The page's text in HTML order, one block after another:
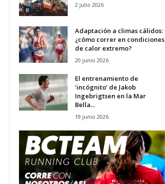
2 julio 2026
Adaptación a climas cálidos:
¿cómo correr en condiciones
de calor extremo?
20 junio 2026
El entrenamiento de
‘incógnito’ de Jakob
Ingebrigtsen en la Mar
Bella...
19 junio 2026